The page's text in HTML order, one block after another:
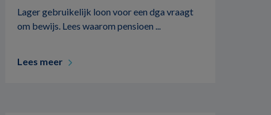
Lager gebruikelijk loon voor een dga vraagt
om bewijs. Lees waarom pensioen ...
Lees meer